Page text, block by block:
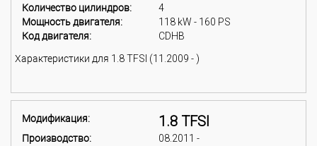
Количество цилиндров:
4
Мощность двигателя:
118 kW - 160 PS
Код двигателя:
CDHB
Характеристики для 1.8 TFSI (11.2009 - )
Модификация: 1.8 TFSI
Производство:
08.2011 -